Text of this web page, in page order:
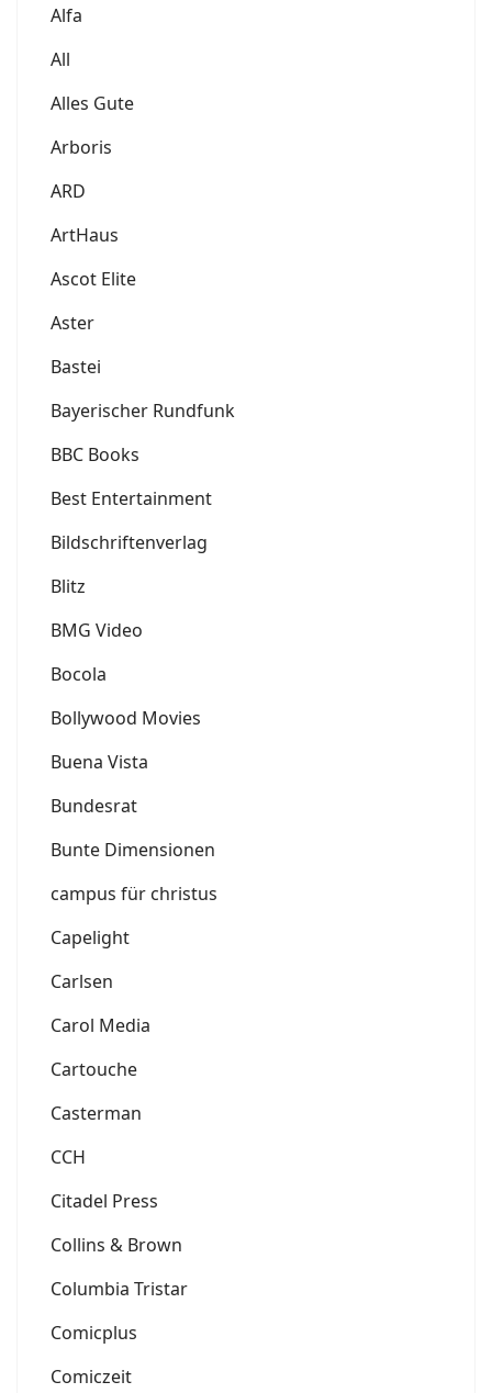
Alfa
All
Alles Gute
Arboris
ARD
ArtHaus
Ascot Elite
Aster
Bastei
Bayerischer Rundfunk
BBC Books
Best Entertainment
Bildschriftenverlag
Blitz
BMG Video
Bocola
Bollywood Movies
Buena Vista
Bundesrat
Bunte Dimensionen
campus für christus
Capelight
Carlsen
Carol Media
Cartouche
Casterman
CCH
Citadel Press
Collins & Brown
Columbia Tristar
Comicplus
Comiczeit